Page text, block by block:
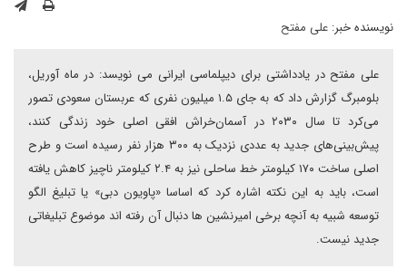
نویسنده خبر: علی مفتح
علی مفتح در یادداشتی برای دیپلماسی ایرانی می نویسد: در ماه آوریل،
بلومبرگ گزارش داد که به جای ۱.۵ میلیون نفری که عربستان سعودی تصور
می‌کرد تا سال ۲۰۳۰ در آسمان‌خراش افقی اصلی خود زندگی کنند،
پیش‌بینی‌های جدید به عددی نزدیک به ۳۰۰ هزار نفر رسیده است و طرح
اصلی ساخت ۱۷۰ کیلومتر خط ساحلی نیز به ۲.۴ کیلومتر ناچیز کاهش یافته
است، باید به این نکته اشاره کرد که اساسا «پاویون دبی» یا تبلیغ الگو
توسعه شبیه به آنچه برخی امیرنشین ها دنبال آن رفته اند موضوع تبلیغاتی
جدید نیست.